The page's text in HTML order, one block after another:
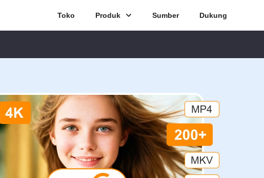
Toko Produk Sumber Dukung